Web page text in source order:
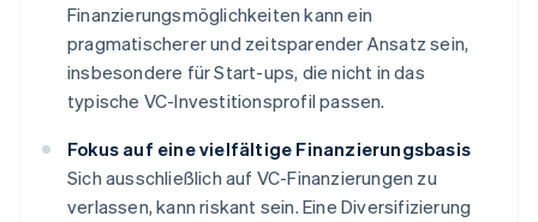
Finanzierungsmöglichkeiten kann ein
pragmatischerer und zeitsparender Ansatz sein,
insbesondere für Start-ups, die nicht in das
typische VC-Investitionsprofil passen.
Fokus auf eine vielfältige Finanzierungsbasis
Sich ausschließlich auf VC-Finanzierungen zu
verlassen, kann riskant sein. Eine Diversifizierung